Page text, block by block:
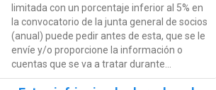
limitada con un porcentaje inferior al 5% en
la convocatorio de la junta general de socios
(anual) puede pedir antes de esta, que se le
envíe y/o proporcione la información o
cuentas que se va a tratar durante...